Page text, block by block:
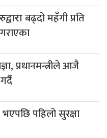
बढ्दो महँगी प्रति
प्रधानमन्त्रीले आजै
भएपछि पहिलो सुरक्षा